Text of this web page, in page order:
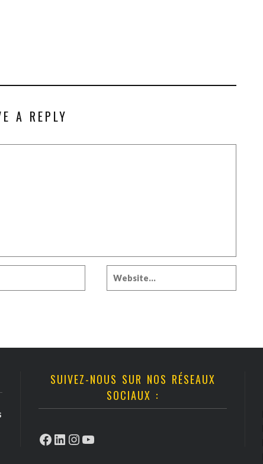
A REPLY
SUIVEZ-NOUS SUR NOS RÉSEAUX
SOCIAUX :
Facebook
LinkedIn
Instagram
YouTube